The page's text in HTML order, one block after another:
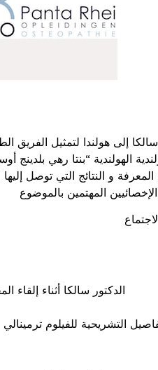
سالكا إلى هولندا لتمثيل
الهولندية “بنتا رهي بلدينج
و النتائج التي توصل
المهتمين بالموضوع
الدكتور سالكا أثناء إلقاء
التشريحية للفيلوم ترمينالي